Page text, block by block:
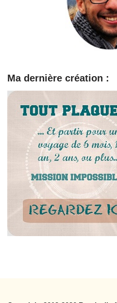
Ma dernière création :